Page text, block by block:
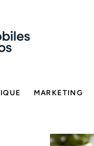
MARKETING